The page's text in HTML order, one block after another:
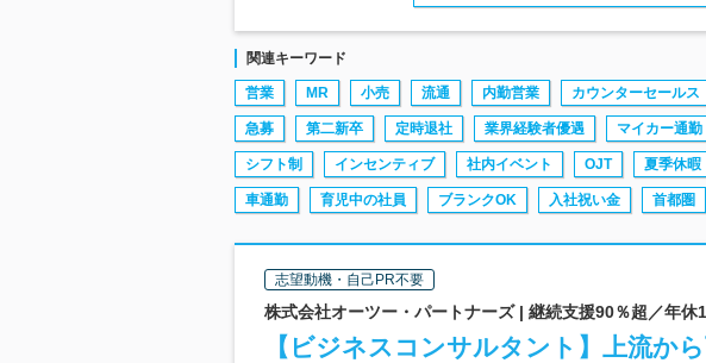
関連キーワード
営業 MR 小売 流通 内勤営業 カウンターセールス
急募 第二新卒 定時退社 業界経験者優遇 マイカー通勤
シフト制 インセンティブ 社内イベント OJT 夏季休暇
車通勤 育児中の社員 ブランクOK 入社祝い金 首都圏
志望動機・自己PR不要
株式会社オーツー・パートナーズ | 継続支援90％超／年
【ビジネスコンサルタント】上流か